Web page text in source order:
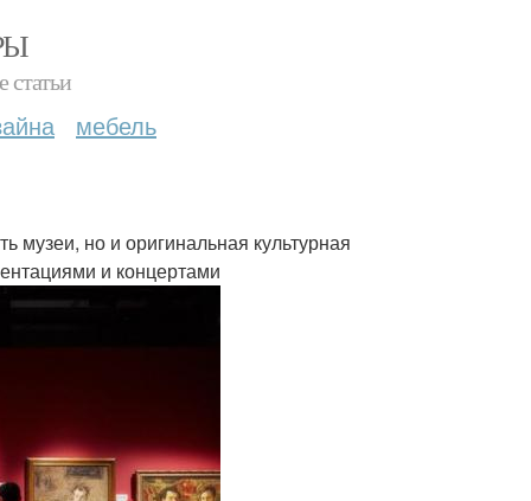
статьи
мебель
музеи, но и оригинальная культурная
и концертами